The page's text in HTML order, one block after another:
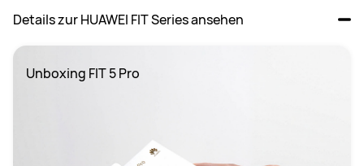
Details zur HUAWEI FIT Series ansehen
Unboxing FIT 5 Pro